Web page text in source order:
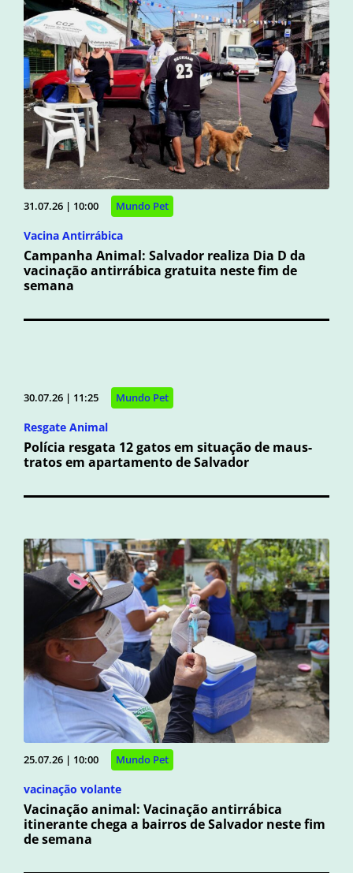
31.07.26 | 10:00 Mundo Pet
Vacina Antirrábica
Campanha Animal: Salvador realiza Dia D da
vacinação antirrábica gratuita neste fim de
semana
30.07.26 | 11:25 Mundo Pet
Resgate Animal
Polícia resgata 12 gatos em situação de maus-
tratos em apartamento de Salvador
25.07.26 | 10:00 Mundo Pet
vacinação volante
Vacinação animal: Vacinação antirrábica
itinerante chega a bairros de Salvador neste fim
de semana